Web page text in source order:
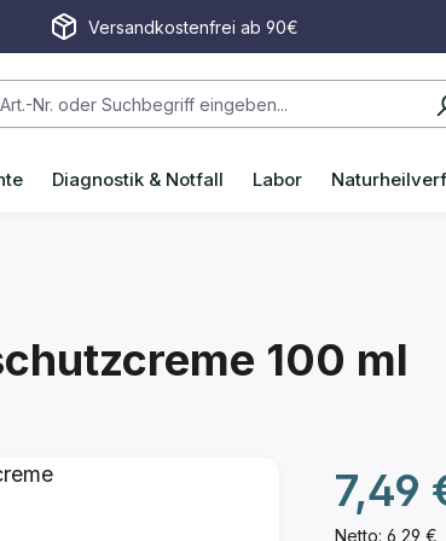
Versandkostenfrei ab 90€
Diagnostik & Notfall Labor
100 ml
Netto: 6,29 €
Regulärer
7,49